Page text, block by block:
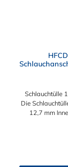
Schlauchtülle
Die
12,7 mm